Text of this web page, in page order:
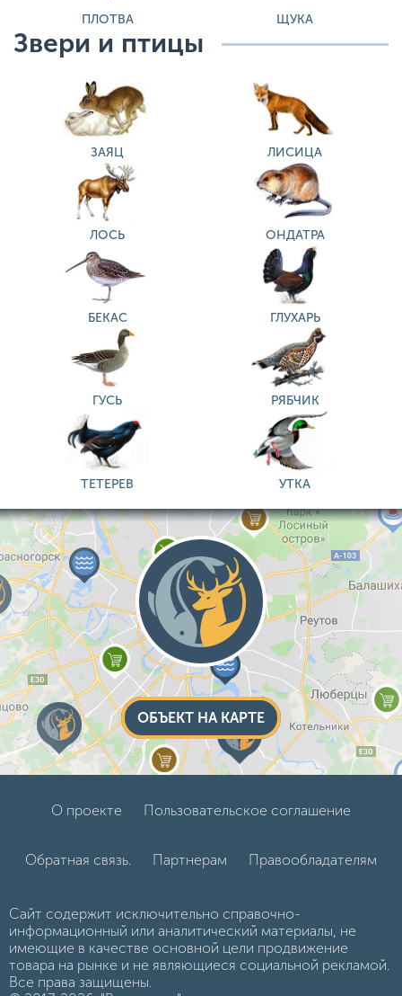
ПЛОТВА ЩУКА
Звери и птицы
ЗАЯЦ ЛИСИЦА
ЛОСЬ ОНДАТРА
БЕКАС ГЛУХАРЬ
ГУСЬ РЯБЧИК
ТЕТЕРЕВ УТКА
ОБЪЕКТ НА КАРТЕ
О проекте Пользовательское соглашение
Обратная связь. Партнерам Правообладателям
Сайт содержит исключительно справочно-
информационный или аналитический материалы, не
имеющие в качестве основной цели продвижение
товара на рынке и не являющиеся социальной рекламой.
Все права защищены.